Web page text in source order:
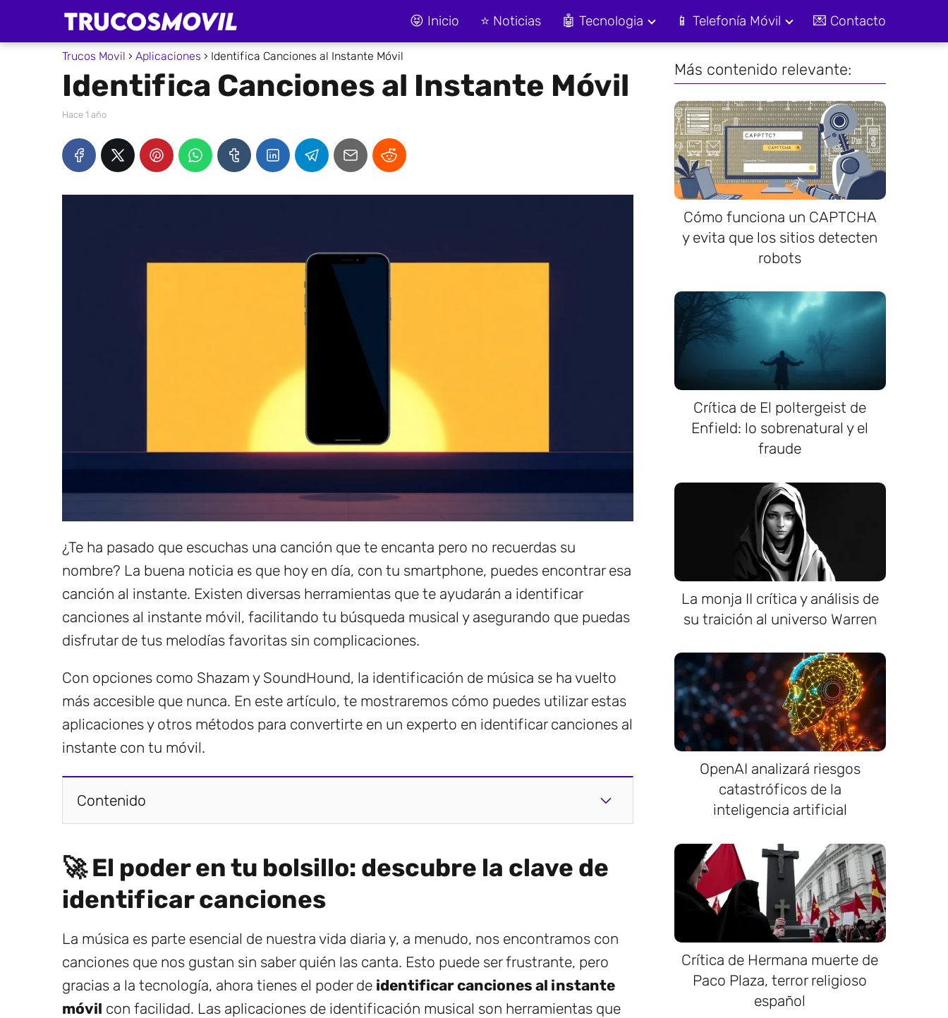
😝 Inicio ⭐ Noticias 🤖 Tecnologia 📱 Telefonía Móvil 💌 Contacto
Trucos Movil Aplicaciones Identifica Canciones al Instante Móvil
Identifica Canciones al Instante Móvil
hace 1 año
¿Te ha pasado que escuchas una canción que te encanta pero no recuerdas su
nombre? La buena noticia es que hoy en día, con tu smartphone, puedes encontrar esa
canción al instante. Existen diversas herramientas que te ayudarán a identificar
canciones al instante móvil, facilitando tu búsqueda musical y asegurando que puedas
disfrutar de tus melodías favoritas sin complicaciones.
Con opciones como Shazam y SoundHound, la identificación de música se ha vuelto
más accesible que nunca. En este artículo, te mostraremos cómo puedes utilizar estas
aplicaciones y otros métodos para convertirte en un experto en identificar canciones al
instante con tu móvil.
Contenido
🚀 El poder en tu bolsillo: descubre la clave de
identificar canciones
La música es parte esencial de nuestra vida diaria y, a menudo, nos encontramos con
canciones que nos gustan sin saber quién las canta. Esto puede ser frustrante, pero
gracias a la tecnología, ahora tienes el poder de identificar canciones al instante
móvil con facilidad. Las aplicaciones de identificación musical son herramientas que
Más contenido relevante:
Cómo funciona un CAPTCHA
y evita que los sitios detecten
robots
Crítica de El poltergeist de
Enfield: lo sobrenatural y el
fraude
La monja II crítica y análisis de
su traición al universo Warren
OpenAI analizará riesgos
catastróficos de la
inteligencia artificial
Crítica de Hermana muerte de
Paco Plaza, terror religioso
español